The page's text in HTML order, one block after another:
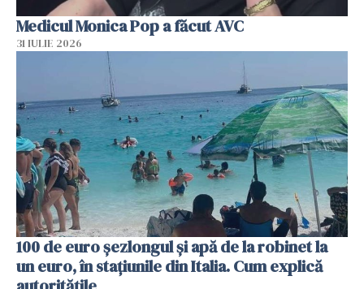
Medicul Monica Pop a făcut AVC
31 IULIE 2026
100 de euro șezlongul și apă de la robinet la
un euro, în stațiunile din Italia. Cum explică